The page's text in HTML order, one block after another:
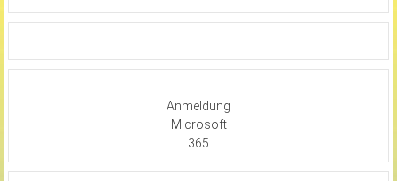
Anmeldung
Microsoft
365